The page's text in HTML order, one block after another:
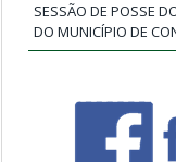
SESSÃO DE POSSE
DO MUNICÍPIO DE